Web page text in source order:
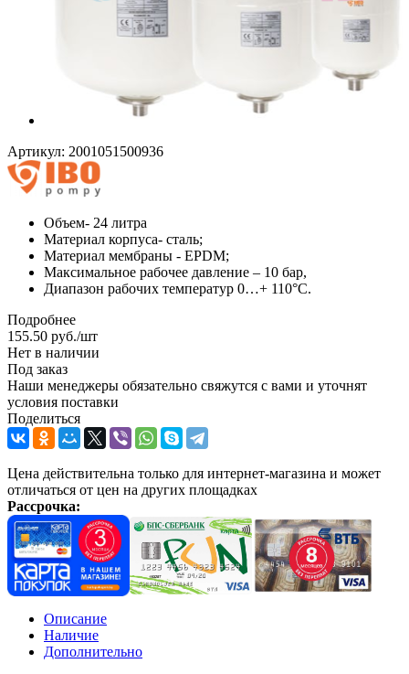
Артикул: 2001051500936
Объем- 24 литра
Материал корпуса- сталь;
Материал мембраны - EPDM;
Максимальное рабочее давление – 10 бар,
Диапазон рабочих температур 0…+ 110°С.
Подробнее
155.50 руб./шт
Нет в наличии
Под заказ
Наши менеджеры обязательно свяжутся с вами и уточнят
условия поставки
Поделиться
Цена действительна только для интернет-магазина и может
отличаться от цен на других площадках
Рассрочка:
Описание
Наличие
Дополнительно